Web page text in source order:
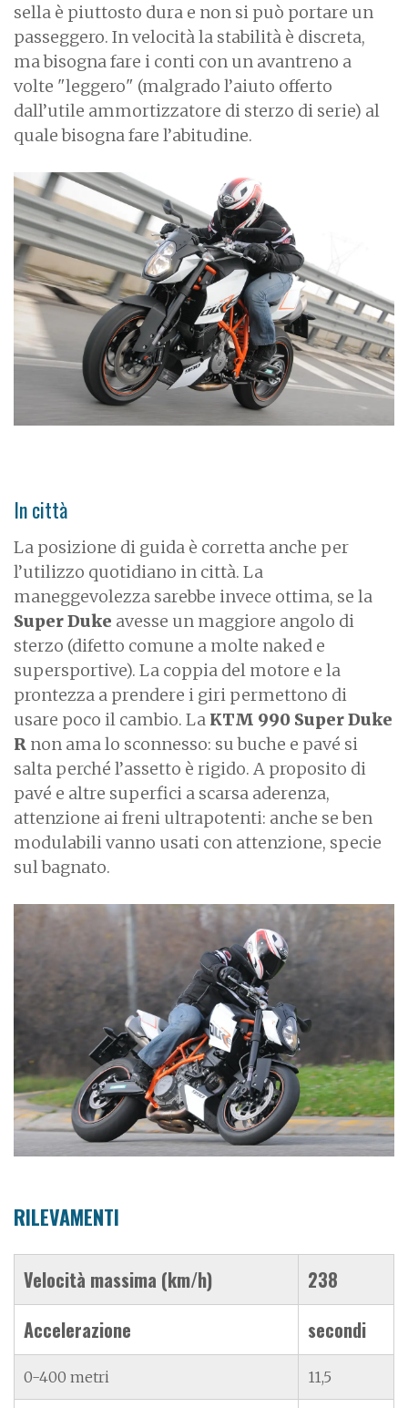
sella è piuttosto dura e non si può portare un
passeggero. In velocità la stabilità è discreta,
ma bisogna fare i conti con un avantreno a
volte "leggero" (malgrado l’aiuto offerto
dall’utile ammortizzatore di sterzo di serie) al
quale bisogna fare l’abitudine.
In città
La posizione di guida è corretta anche per
l’utilizzo quotidiano in città. La
maneggevolezza sarebbe invece ottima, se la
Super Duke avesse un maggiore angolo di
sterzo (difetto comune a molte naked e
supersportive). La coppia del motore e la
prontezza a prendere i giri permettono di
usare poco il cambio. La KTM 990 Super Duke
R non ama lo sconnesso: su buche e pavé si
salta perché l’assetto è rigido. A proposito di
pavé e altre superfici a scarsa aderenza,
attenzione ai freni ultrapotenti: anche se ben
modulabili vanno usati con attenzione, specie
sul bagnato.
RILEVAMENTI
Velocità massima (km/h)
238
Accelerazione
secondi
0-400 metri 11,5